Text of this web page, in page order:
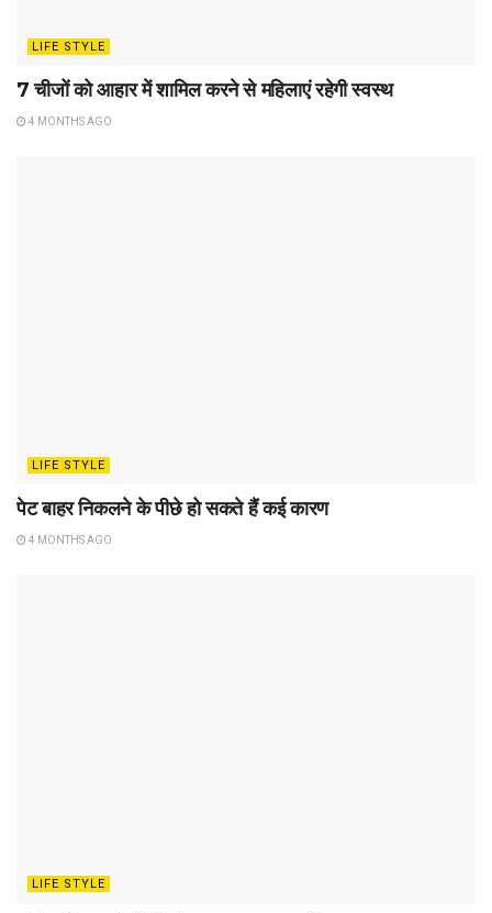
LIFE STYLE
7 चीजों को आहार में शामिल करने से महिलाएं रहेगी स्वस्थ
4 MONTHS AGO
LIFE STYLE
पेट बाहर निकलने के पीछे हो सकते हैं कई कारण
4 MONTHS AGO
LIFE STYLE